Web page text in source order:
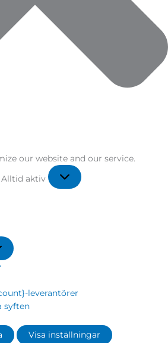
our website and our service.
Alltid aktiv
leverantörer
syften
Visa inställningar